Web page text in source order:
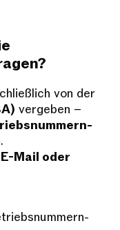
von der
vergeben –
Mail oder